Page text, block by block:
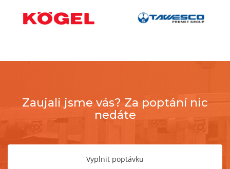
Zaujali jsme vás? Za poptání nic
nedáte
Vyplnit poptávku